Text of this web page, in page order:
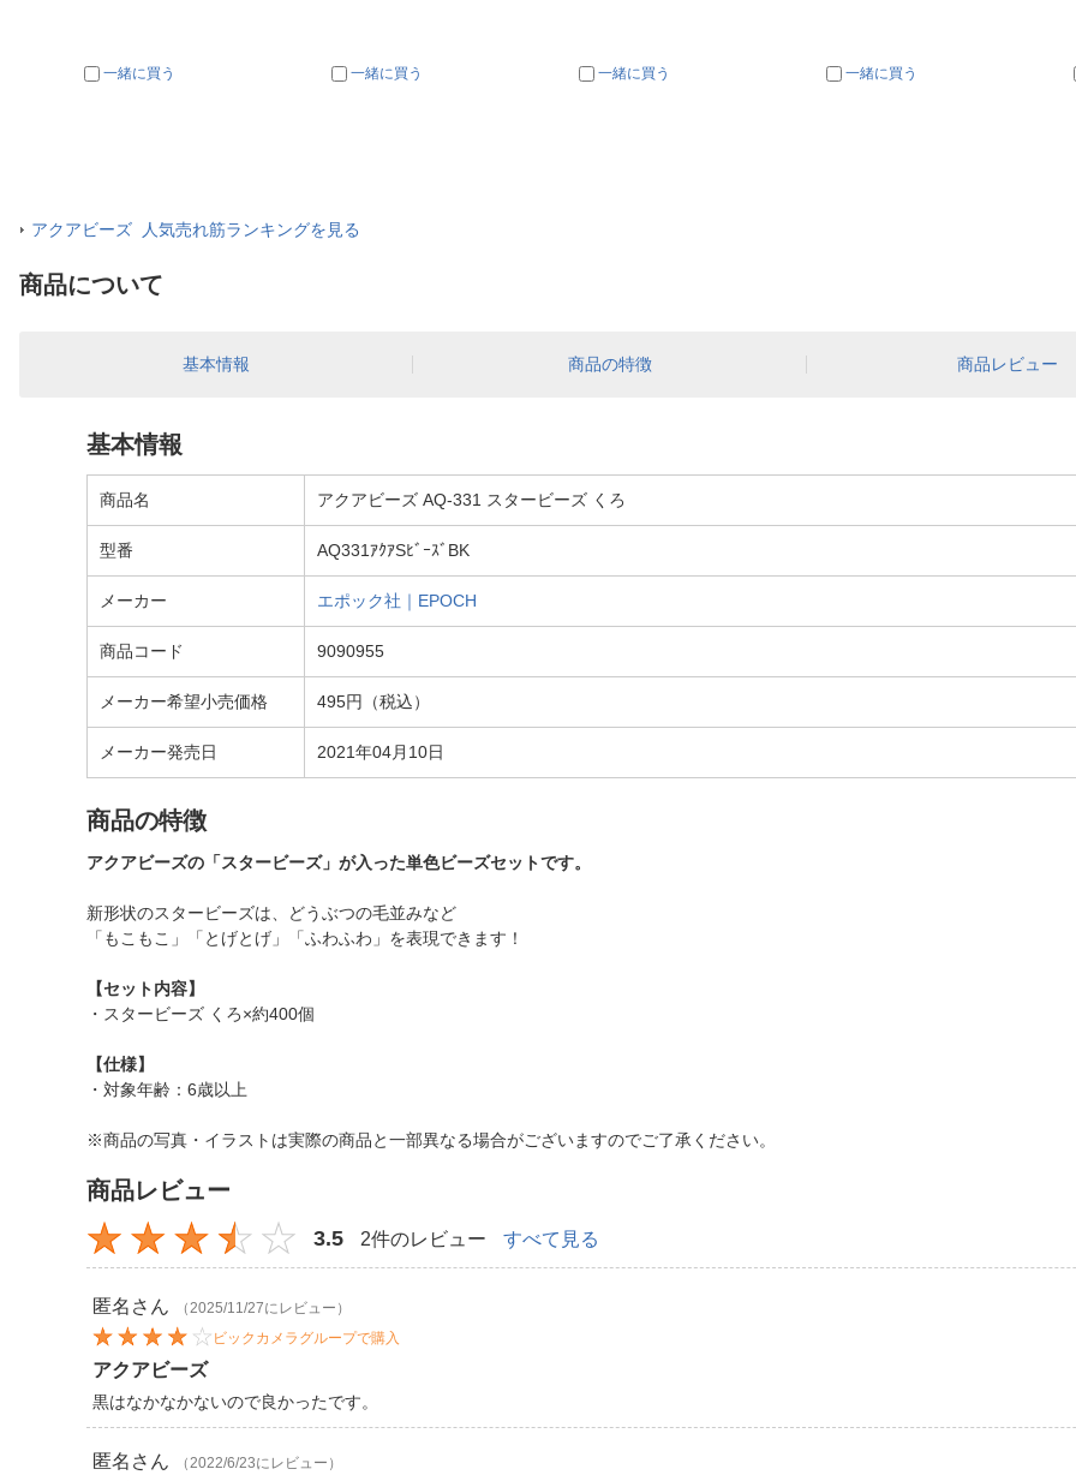
一緒に買う 一緒に買う 一緒に買う 一緒に買う
アクアビーズ 人気売れ筋ランキングを見る
商品について
基本情報 商品の特徴 商品レビュー
基本情報
商品名 アクアビーズ AQ-331 スタービーズ くろ
型番 AQ331ｱｸｱSﾋﾞｰｽﾞBK
メーカー エポック社｜EPOCH
商品コード 9090955
メーカー希望小売価格 495円（税込）
メーカー発売日 2021年04月10日
商品の特徴
アクアビーズの「スタービーズ」が入った単色ビーズセットです。
新形状のスタービーズは、どうぶつの毛並みなど
「もこもこ」「とげとげ」「ふわふわ」を表現できます！
【セット内容】
・スタービーズ くろ×約400個
【仕様】
・対象年齢：6歳以上
※商品の写真・イラストは実際の商品と一部異なる場合がございますのでご了承ください。
商品レビュー
3.5 2件のレビュー すべて見る
匿名 さん
（2025/11/27にレビュー）
ビックカメラグループで購入
アクアビーズ
黒はなかなかないので良かったです。
匿名 さん
（2022/6/23にレビュー）